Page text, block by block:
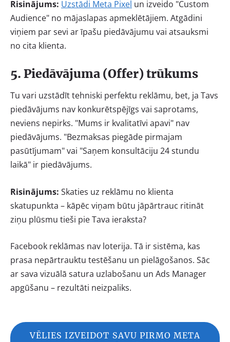
Risinājums: Uzstādi Meta Pixel un izveido "Custom
Audience" no mājaslapas apmeklētājiem. Atgādini
viņiem par sevi ar īpašu piedāvājumu vai atsauksmi
no cita klienta.
5. Piedāvājuma (Offer) trūkums
Tu vari uzstādīt tehniski perfektu reklāmu, bet, ja Tavs
piedāvājums nav konkurētspējīgs vai saprotams,
neviens nepirks. "Mums ir kvalitatīvi apavi" nav
piedāvājums. "Bezmaksas piegāde pirmajam
pasūtījumam" vai "Saņem konsultāciju 24 stundu
laikā" ir piedāvājums.
Risinājums: Skaties uz reklāmu no klienta
skatupunkta – kāpēc viņam būtu jāpārtrauc ritināt
ziņu plūsmu tieši pie Tava ieraksta?
Facebook reklāmas nav loterija. Tā ir sistēma, kas
prasa nepārtrauktu testēšanu un pielāgošanos. Sāc
ar sava vizuālā satura uzlabošanu un Ads Manager
apgūšanu – rezultāti neizpaliks.
VĒLIES IZVEIDOT SAVU PIRMO META